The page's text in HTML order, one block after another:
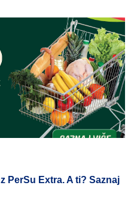
PerSu Extra. A ti? Saznaj